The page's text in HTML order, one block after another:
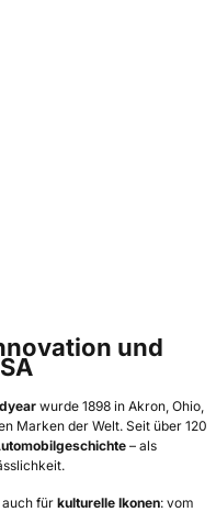
und
wurde 1898 in Akron, Ohio,
Marken der Welt. Seit über 120
– als
für kulturelle Ikonen: vom